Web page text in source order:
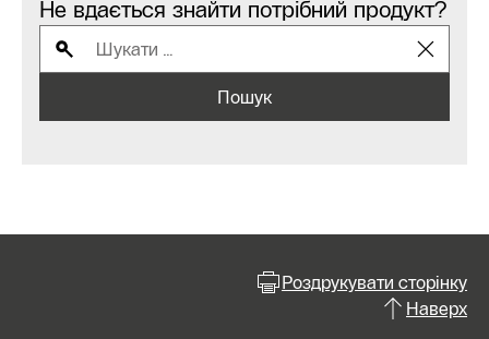
Не вдається знайти потрібний продукт?
Пошук
Роздрукувати сторінку
Наверх